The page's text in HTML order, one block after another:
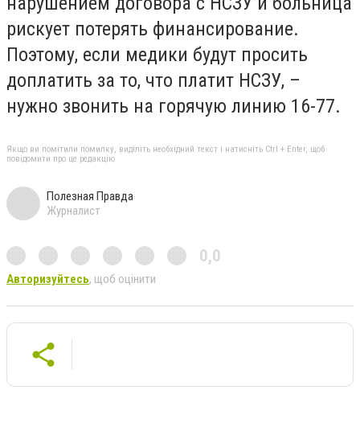
рискует потерять финансирование.
Поэтому, если медики будут просить
доплатить за то, что платит НСЗУ, –
нужно звонить на горячую линию 16-77.
Якщо ви помітили помилку, виділіть необхідний текст і натисніть Ctrl + Enter, щоб
повідомити про це редакцію
Полезная Правда
Журналист
0,0
Авторизуйтесь, щоб оцінити